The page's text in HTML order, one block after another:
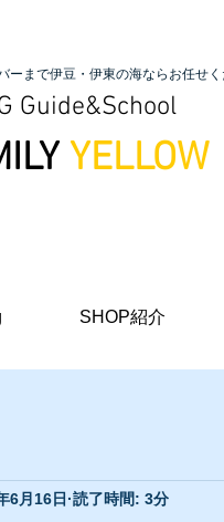
ーまで伊豆・伊東の海ならお任せく
Guide&School
YELLOW
SHOP紹介
6月16日 読了時間: 3分